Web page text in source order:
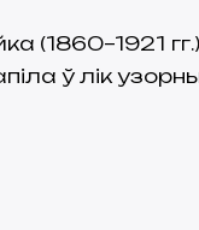
(1860–1921
ў лік